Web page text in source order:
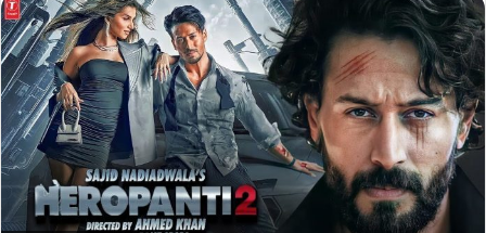
n
d
a
n
e
m
a
i
l